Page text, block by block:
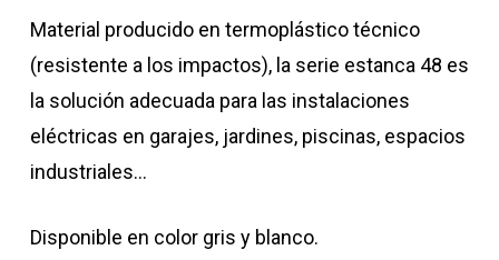
Material producido en termoplástico técnico
(resistente a los impactos), la serie estanca 48 es
la solución adecuada para las instalaciones
eléctricas en garajes, jardines, piscinas, espacios
industriales…
Disponible en color gris y blanco.